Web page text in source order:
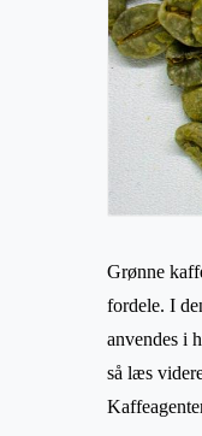
Grønne
fordele. I
anvendes i
så læs